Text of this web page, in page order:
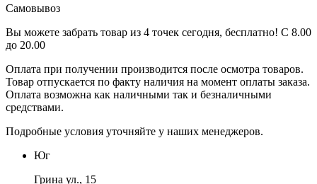
Самовывоз
Вы можете забрать товар из 4 точек сегодня, бесплатно! С 8.00
до 20.00
Оплата при получении производится после осмотра товаров.
Товар отпускается по факту наличия на момент оплаты заказа.
Оплата возможна как наличными так и безналичными
средствами.
Подробные условия уточняйте у наших менеджеров.
Юг
Грина ул., 15